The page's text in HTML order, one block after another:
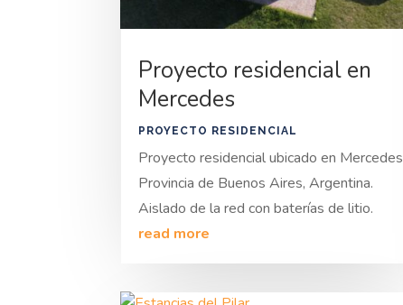
Proyecto residencial en
Mercedes
PROYECTO RESIDENCIAL
Proyecto residencial ubicado en
Provincia de Buenos Aires, Argentina.
Aislado de la red con baterías de litio.
read more